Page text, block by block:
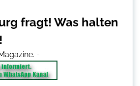
fragt! Was halten
-